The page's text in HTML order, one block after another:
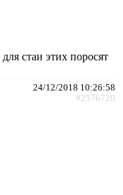
стаи этих поросят
24/12/2018 10:26:58
#2576720